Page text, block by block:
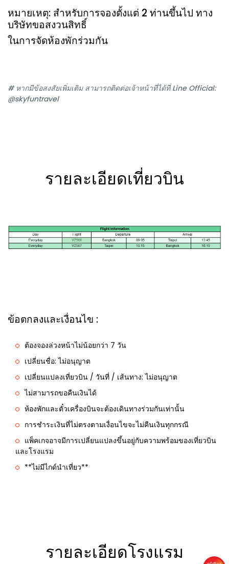
หมายเหตุ: สำหรับการจองตั้งแต่ 2 ท่านขึ้นไป ทาง
บริษัทขอสงวนสิทธิ์
ในการจัดห้องพักร่วมกัน
# หากมีข้อสงสัยเพิ่มเติม สามารถติดต่อเจ้าหน้าที่ได้ที่ Line Official:
@skyfuntravel
รายละเอียดเที่ยวบิน
ข้อตกลงและเงื่อนไข :
ต้องจองล่วงหน้าไม่น้อยกว่า 7 วัน
เปลี่ยนชื่อ: ไม่อนุญาต
เปลี่ยนแปลงเที่ยวบิน / วันที่ / เส้นทาง: ไม่อนุญาต
ไม่สามารถขอคืนเงินได้
ห้องพักและตั๋วเครื่องบินจะต้องเดินทางร่วมกันเท่านั้น
การชำระเงินที่ไม่ตรงตามเงื่อนไขจะไม่คืนเงินทุกกรณี
แพ็คเกจอาจมีการเปลี่ยนแปลงขึ้นอยู่กับความพร้อมของเที่ยวบิน
และโรงแรม
**ไม่มีไกด์นำเที่ยว**
รายละเอียดโรงแรม